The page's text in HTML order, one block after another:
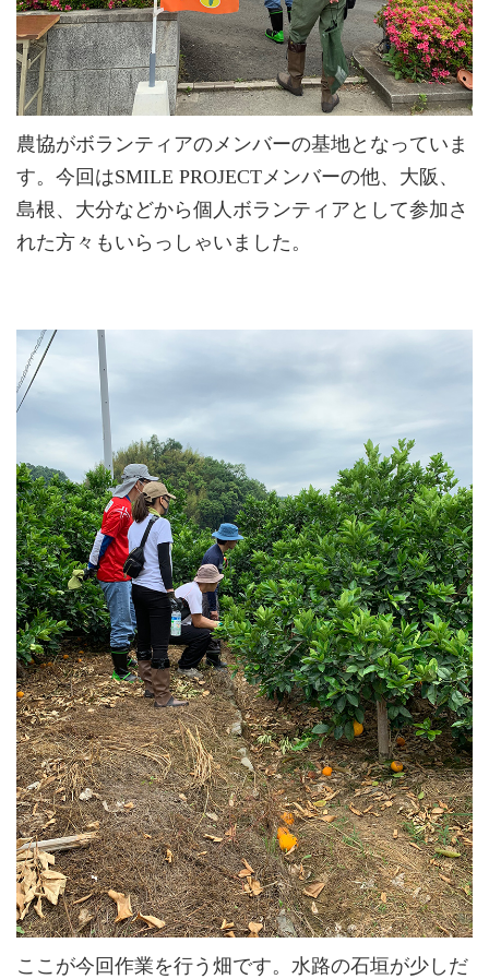
農協がボランティアのメンバーの基地となっていま
す。今回はSMILE PROJECTメンバーの他、大阪、
島根、大分などから個人ボランティアとして参加さ
れた方々もいらっしゃいました。
ここが今回作業を行う畑です。水路の石垣が少しだ